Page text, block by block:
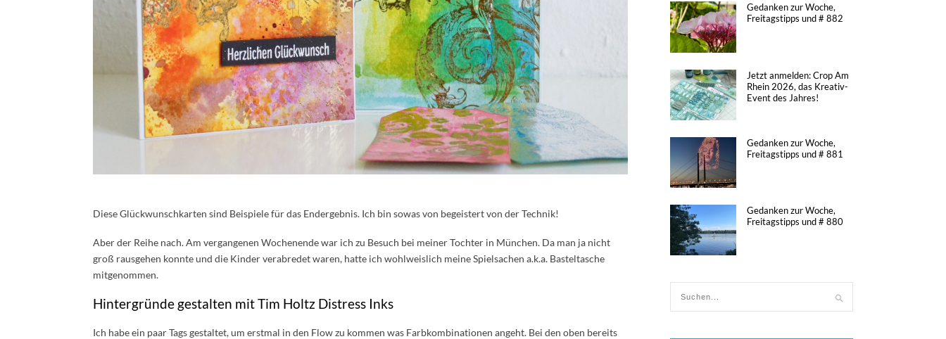
Diese Glückwunschkarten sind Beispiele für das Endergebnis. Ich bin sowas von begeistert von der Technik!
Aber der Reihe nach. Am vergangenen Wochenende war ich zu Besuch bei meiner Tochter in München. Da man ja nicht
groß rausgehen konnte und die Kinder verabredet waren, hatte ich wohlweislich meine Spielsachen a.k.a. Basteltasche
mitgenommen.
Hintergründe gestalten mit Tim Holtz Distress Inks
Ich habe ein paar Tags gestaltet, um erstmal in den Flow zu kommen was Farbkombinationen angeht. Bei den oben bereits
Gedanken zur Woche,
Freitagstipps und # 882
Jetzt anmelden: Crop Am
Rhein 2026, das Kreativ-
Event des Jahres!
Gedanken zur Woche,
Freitagstipps und # 881
Gedanken zur Woche,
Freitagstipps und # 880